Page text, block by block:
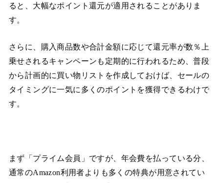
ると、大幅なポイント還元が適用されることがありま
す。
さらに、購入商品数や合計金額に応じて還元率が数％上
乗せされるキャンペーンも定期的に行われるため、普段
から計画的に買い物リストを作成しておけば、セールの
タイミングに一気に多くのポイントを獲得できるわけで
す。
まず「プライム会員」ですが、年会費を払っている分、
通常のAmazon利用者よりも多くの特典が用意されてい